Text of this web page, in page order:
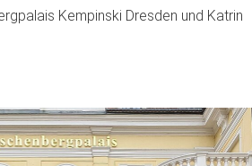
Kempinski Dresden und Katrin